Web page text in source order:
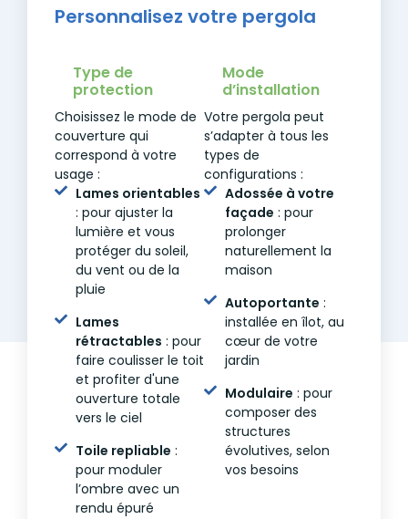
Personnalisez votre pergola
Type de
protection
Choisissez le mode de
couverture qui
correspond à votre
usage :
Lames orientables
: pour ajuster la
lumière et vous
protéger du soleil,
du vent ou de la
pluie
Lames
rétractables : pour
faire coulisser le toit
et profiter d'une
ouverture totale
vers le ciel
Toile repliable :
pour moduler
l’ombre avec un
rendu épuré
Mode
d’installation
Votre pergola peut
s’adapter à tous les
types de
configurations :
Adossée à votre
façade : pour
prolonger
naturellement la
maison
Autoportante :
installée en îlot, au
cœur de votre
jardin
Modulaire : pour
composer des
structures
évolutives, selon
vos besoins